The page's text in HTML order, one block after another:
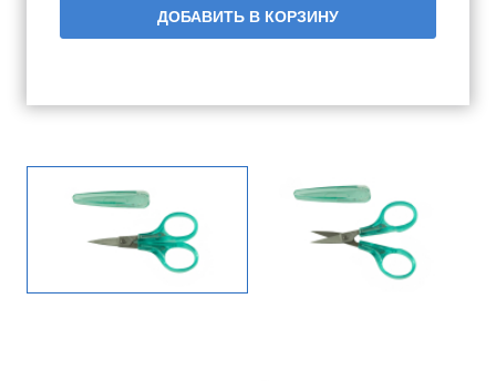
ДОБАВИТЬ В КОРЗИНУ